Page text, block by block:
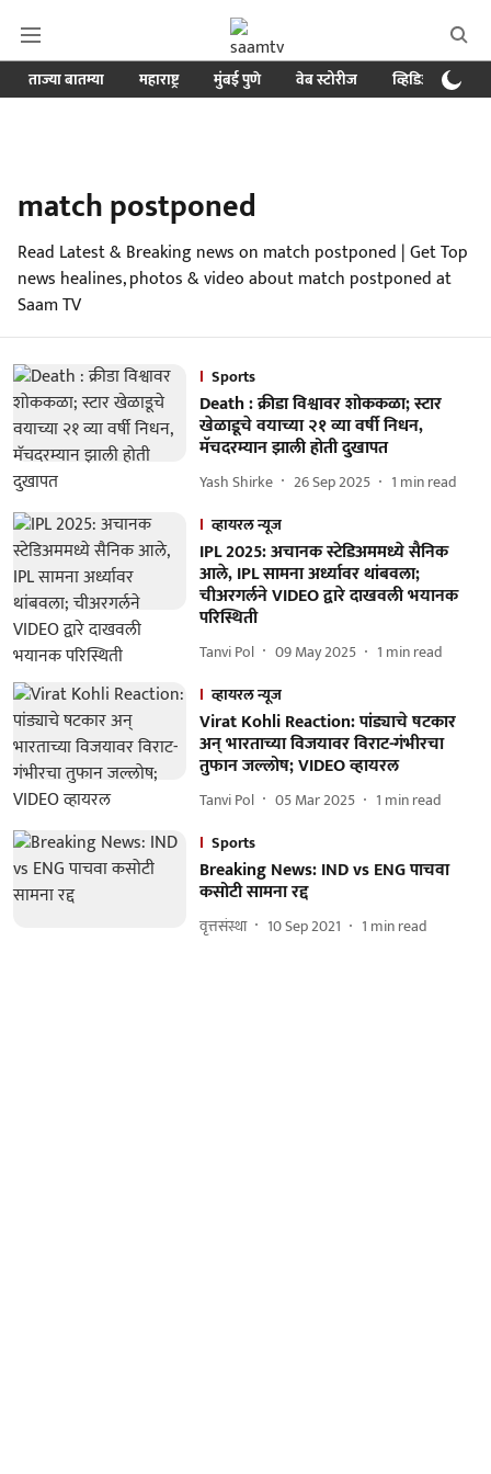
ताज्या बातम्या महाराष्ट्र मुंबई पुणे वेब स्टोरीज व्हिडिओ
match postponed
Read Latest & Breaking news on match postponed | Get Top
news healines, photos & video about match postponed at
Saam TV
Sports
Death : क्रीडा विश्वावर शोककळा; स्टार
खेळाडूचे वयाच्या २१ व्या वर्षी निधन,
मॅचदरम्यान झाली होती दुखापत
Yash Shirke 26 Sep 2025 1 min read
व्हायरल न्यूज
IPL 2025: अचानक स्टेडिअममध्ये सैनिक
आले, IPL सामना अर्ध्यावर थांबवला;
चीअरगर्लने VIDEO द्वारे दाखवली भयानक
परिस्थिती
Tanvi Pol 09 May 2025 1 min read
व्हायरल न्यूज
Virat Kohli Reaction: पांड्याचे षटकार
अन् भारताच्या विजयावर विराट-गंभीरचा
तुफान जल्लोष; VIDEO व्हायरल
Tanvi Pol 05 Mar 2025 1 min read
Sports
Breaking News: IND vs ENG पाचवा
कसोटी सामना रद्द
वृत्तसंस्था 10 Sep 2021 1 min read